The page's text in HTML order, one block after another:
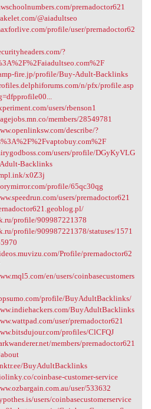
prernadoctor621
@aiadultseo
profile/user/prernadoctor62
?
fire.jp/profile/Buy-Adult-Backlinks
n/pfx/profile.asp
users/rbenson1
members/28549781
describe/?
users/profile/DGyKyVLG
Backlinks
x0Z3j
profile/65qc30qg
users/prernadoctor621
profile/909987221378
profile/909987221378/statuses/1571
Profile/prernadoctor62
en/users/coinbasecustomers
profile/BuyAdultBacklinks/
BuyAdultBacklinks
user/prernadoctor621
profiles/ClCFQJ
members/prernadoctor621
BuyAdultBacklinks
coinbase-customer-service
user/533632
users/coinbasecustomerservice